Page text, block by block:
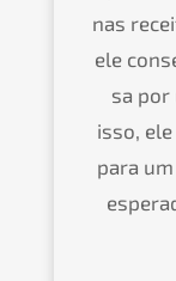
nas
ele
sa por
isso,
para